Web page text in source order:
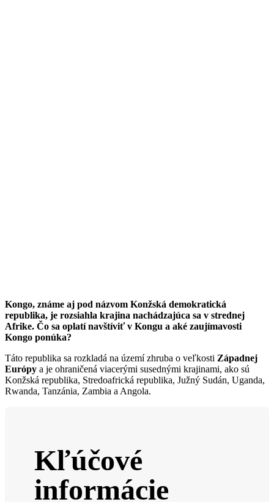
Kongo, známe aj pod názvom Konžská demokratická
republika, je rozsiahla krajina nachádzajúca sa v strednej
Afrike. Čo sa oplatí navštíviť v Kongu a aké zaujímavosti
Kongo ponúka?
Táto republika sa rozkladá na území zhruba o veľkosti Západnej
Európy a je ohraničená viacerými susednými krajinami, ako sú
Konžská republika, Stredoafrická republika, Južný Sudán, Uganda,
Rwanda, Tanzánia, Zambia a Angola.
Kľúčové
informácie